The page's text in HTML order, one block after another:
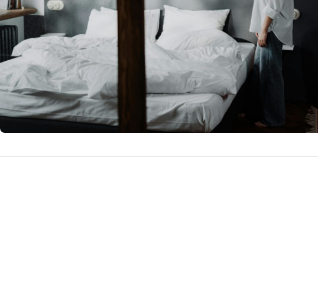
pentru inima. Atunci cand
Doctor D.14 ianuarie 2025